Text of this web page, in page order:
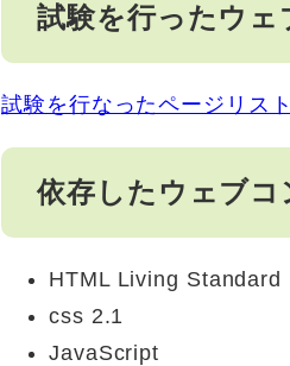
試験を行ったウェ
試験を行なったページリスト
依存したウェブ
HTML Living Standard
css 2.1
JavaScript